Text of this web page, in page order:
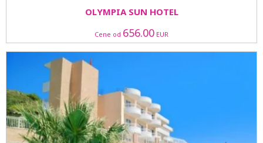
OLYMPIA SUN HOTEL
Cene od 656.00 EUR